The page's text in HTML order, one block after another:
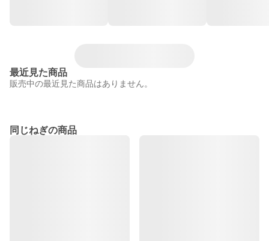
最近見た商品
販売中の最近見た商品はありません。
同じねぎの商品